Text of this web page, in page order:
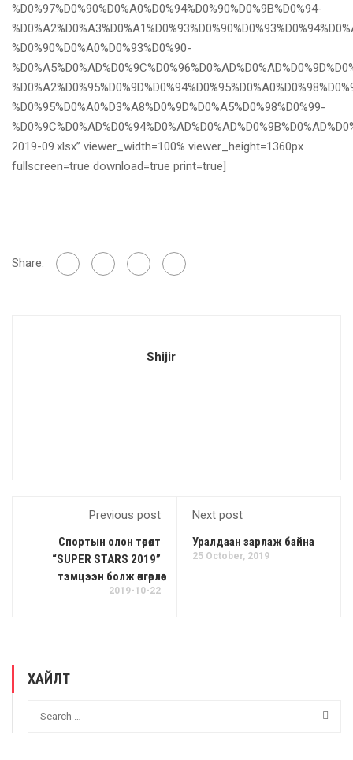
%D0%97%D0%90%D0%A0%D0%94%D0%90%D0%9B%D0%94-
%D0%90%D0%A0%D0%93%D0%90-
%D0%95%D0%A0%D3%A8%D0%9D%D0%A5%D0%98%D0%99-
2019-09.xlsx” viewer_width=100% viewer_height=1360px
fullscreen=true download=true print=true]
Share:
Shijir
Previous post
Спортын олон төрөлт
“SUPER STARS 2019”
тэмцээн болж өнгөрлөө
2019-10-22
Next post
Уралдаан зарлаж байна
25 October, 2019
ХАЙЛТ